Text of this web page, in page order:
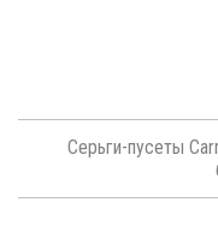
Серьги-пусеты